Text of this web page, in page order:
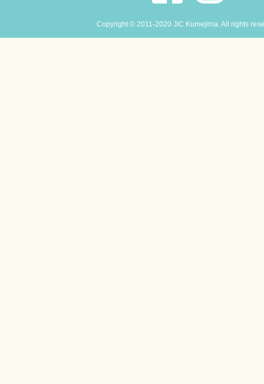
Copyright © 2011-2020 JiC Kumejima. All rights